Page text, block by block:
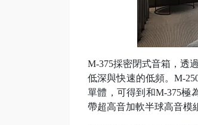
M-375採密閉式音箱，透
低深與快速的低頻。M-
單體，可得到和M-375極
帶超高音加軟半球高音模